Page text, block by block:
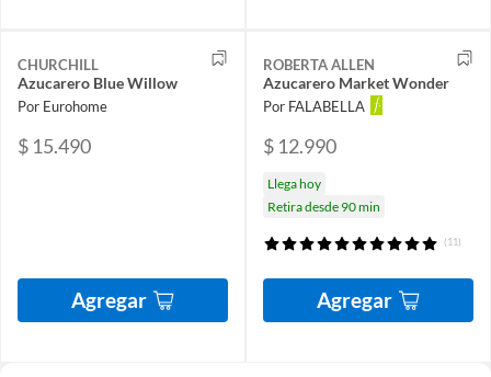
CHURCHILL
Azucarero Blue Willow
Por Eurohome
$ 15.490
Agregar
ROBERTA ALLEN
Azucarero Market Wonder
Por FALABELLA
$ 12.990
Llega hoy
Retira desde 90 min
(11)
Agregar